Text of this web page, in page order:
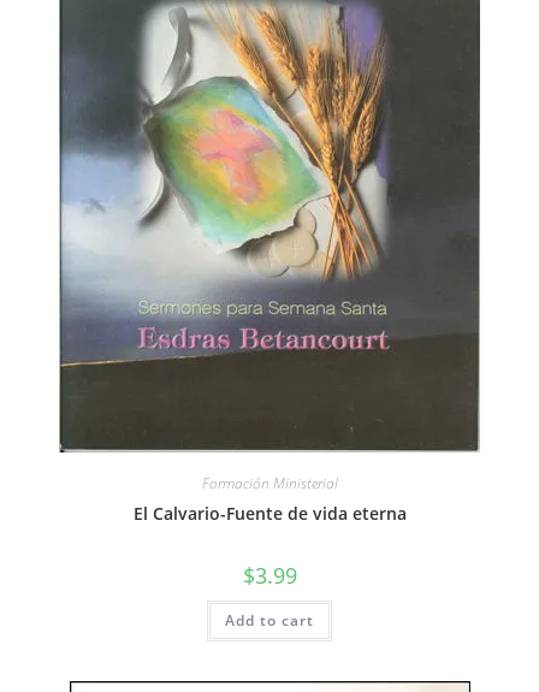
Formación Ministerial
El Calvario-Fuente de vida eterna
$3.99
Add to cart